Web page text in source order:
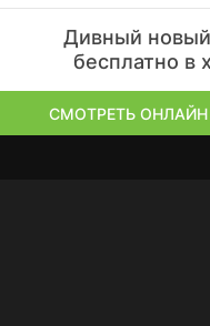
Дивный
бесплатно в
СМОТРЕТЬ ОНЛАЙН